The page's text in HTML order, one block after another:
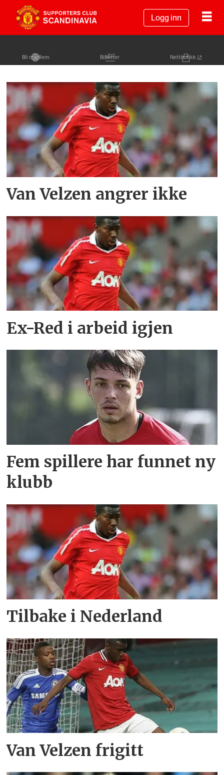
Logg inn
Bli medlem Billetter Nettbutikk
Tag:
gyliano
van
velzen
Van Velzen angrer ikke
Ex-Red i arbeid igjen
Fem spillere har funnet ny
klubb
Tilbake i Nederland
Van Velzen frigitt